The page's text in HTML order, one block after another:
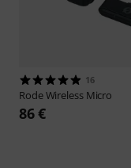
16
RodeWireless Micro
86 €